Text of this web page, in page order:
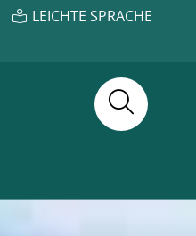
LEICHTE SPRACHE